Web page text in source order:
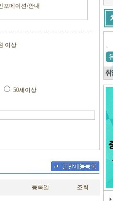
포메이션/안내
이상
50세이상
등록일 조회